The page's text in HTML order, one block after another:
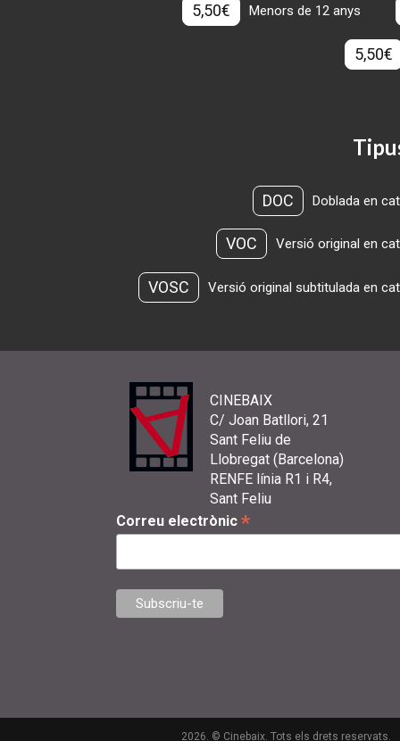
5,50€ Menors de 12 anys
5,50€
DOC Doblada en
VOC Versió original en
VOSC Versió original subtitulada en
CINEBAIX
C/ Joan Batllori, 21
Sant Feliu de
Llobregat (Barcelona)
RENFE línia R1 i R4,
Sant Feliu
Correu electrònic *
2026. © Cinebaix. Tots els drets reservats.